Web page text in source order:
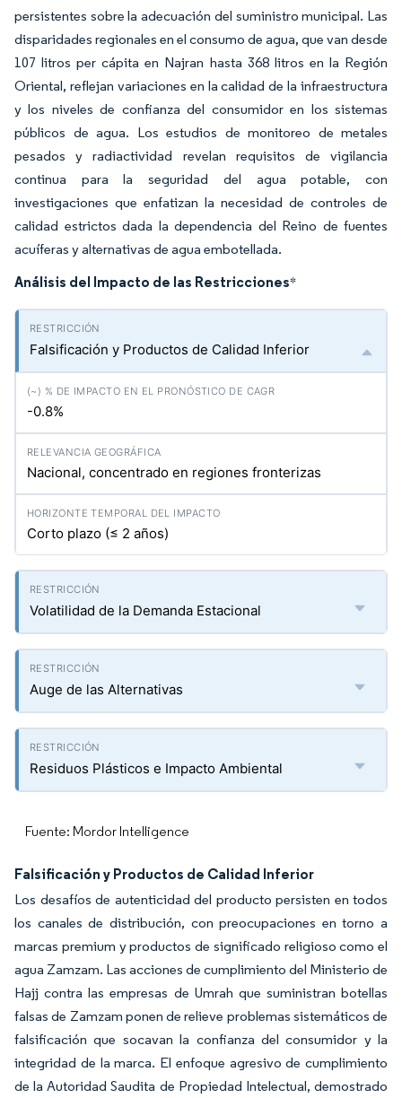
persistentes sobre la adecuación del suministro municipal. Las
disparidades regionales en el consumo de agua, que van desde
107 litros per cápita en Najran hasta 368 litros en la Región
Oriental, reflejan variaciones en la calidad de la infraestructura
y los niveles de confianza del consumidor en los sistemas
públicos de agua. Los estudios de monitoreo de metales
pesados y radiactividad revelan requisitos de vigilancia
continua para la seguridad del agua potable, con
investigaciones que enfatizan la necesidad de controles de
calidad estrictos dada la dependencia del Reino de fuentes
acuíferas y alternativas de agua embotellada.
Análisis del Impacto de las Restricciones*
Falsificación y Productos de Calidad Inferior
-0.8%
Nacional, concentrado en regiones fronterizas
Corto plazo (≤ 2 años)
Volatilidad de la Demanda Estacional
Auge de las Alternativas
Residuos Plásticos e Impacto Ambiental
Fuente: Mordor Intelligence
Falsificación y Productos de Calidad Inferior
Los desafíos de autenticidad del producto persisten en todos
los canales de distribución, con preocupaciones en torno a
marcas premium y productos de significado religioso como el
agua Zamzam. Las acciones de cumplimiento del Ministerio de
Hajj contra las empresas de Umrah que suministran botellas
falsas de Zamzam ponen de relieve problemas sistemáticos de
falsificación que socavan la confianza del consumidor y la
integridad de la marca. El enfoque agresivo de cumplimiento
de la Autoridad Saudita de Propiedad Intelectual, demostrado